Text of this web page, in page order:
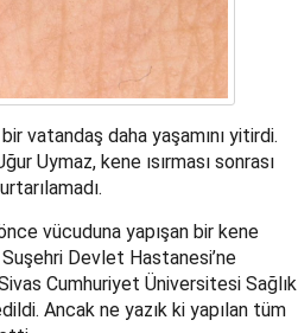
vatandaş daha yaşamını yitirdi.
Uymaz, kene ısırması sonrası
vücuduna yapışan bir kene
Devlet Hastanesi’ne
Cumhuriyet Üniversitesi Sağlık
Ancak ne yazık ki yapılan tüm